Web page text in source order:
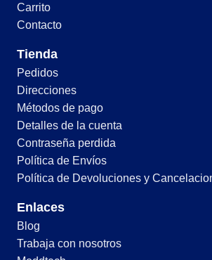
Carrito
Contacto
Tienda
Pedidos
Direcciones
Métodos de pago
Detalles de la cuenta
Contraseña perdida
Política de Envíos
Política de Devoluciones y
Enlaces
Blog
Trabaja con nosotros